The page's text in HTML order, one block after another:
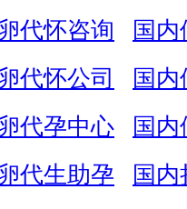
代怀咨询
国
代怀公司
国
代孕中心
国
代生助孕
国